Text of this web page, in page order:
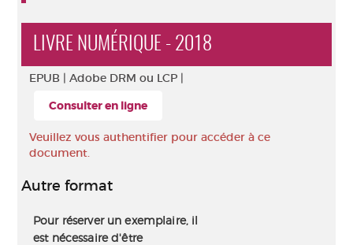
LIVRE NUMÉRIQUE - 2018
EPUB | Adobe DRM ou LCP |
Consulter en ligne
Veuillez vous authentifier pour accéder à ce
document.
Autre format
Pour réserver un exemplaire, il
est nécessaire d'être